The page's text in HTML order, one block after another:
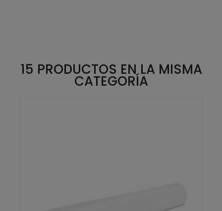
15 PRODUCTOS EN LA MISMA
CATEGORÍA